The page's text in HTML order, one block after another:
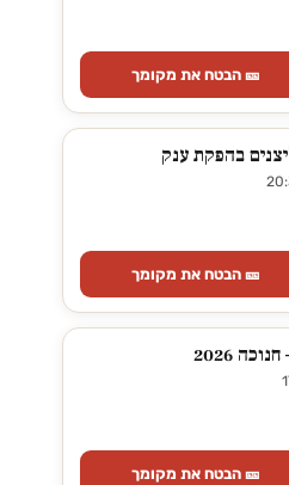
🎫 הבטח את מקומך
בהפקת ענק
🎫 הבטח את מקומך
2026
🎫 הבטח את מקומך